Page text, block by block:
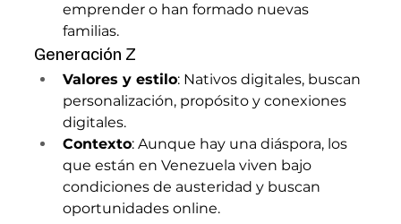
emprender o han formado nuevas
familias.
Generación Z
Valores y estilo: Nativos digitales, buscan
personalización, propósito y conexiones
digitales.
Contexto: Aunque hay una diáspora, los
que están en Venezuela viven bajo
condiciones de austeridad y buscan
oportunidades online.